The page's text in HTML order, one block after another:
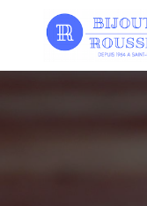
Panneau de gestion des